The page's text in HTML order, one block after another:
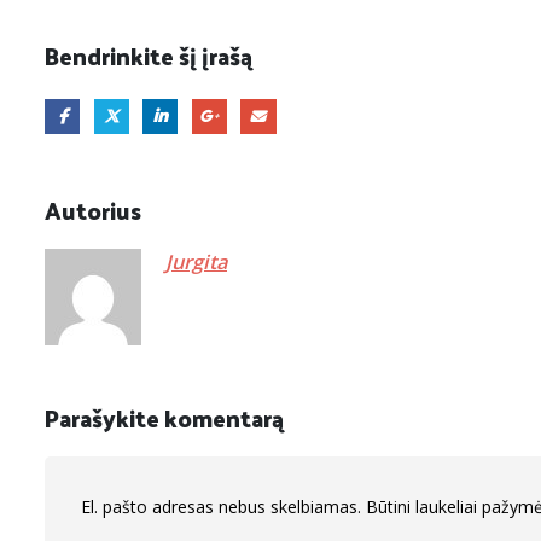
Bendrinkite šį įrašą
Autorius
Jurgita
Parašykite komentarą
El. pašto adresas nebus skelbiamas. Būtini laukeliai